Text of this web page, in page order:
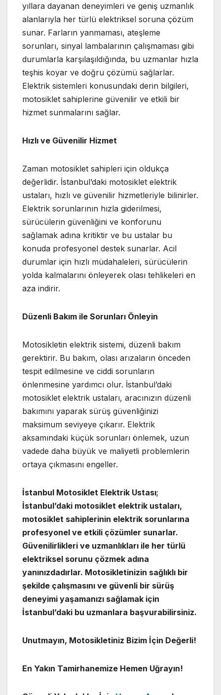
yıllara dayanan deneyimleri ve geniş uzmanlık
alanlarıyla her türlü elektriksel soruna çözüm
sunar. Farların yanmaması, ateşleme
sorunları, sinyal lambalarının çalışmaması gibi
durumlarla karşılaşıldığında, bu uzmanlar hızla
teşhis koyar ve doğru çözümü sağlarlar.
Elektrik sistemleri konusundaki derin bilgileri,
motosiklet sahiplerine güvenilir ve etkili bir
hizmet sunmalarını sağlar.
Hızlı ve Güvenilir Hizmet
Zaman motosiklet sahipleri için oldukça
değerlidir. İstanbul’daki motosiklet elektrik
ustaları, hızlı ve güvenilir hizmetleriyle bilinirler.
Elektrik sorunlarının hızla giderilmesi,
sürücülerin güvenliğini ve konforunu
sağlamak adına kritiktir ve bu ustalar bu
konuda profesyonel destek sunarlar. Acil
durumlar için hızlı müdahaleleri, sürücülerin
yolda kalmalarını önleyerek olası tehlikeleri en
aza indirir.
Düzenli Bakım ile Sorunları Önleyin
Motosikletin elektrik sistemi, düzenli bakım
gerektirir. Bu bakım, olası arızaların önceden
tespit edilmesine ve ciddi sorunların
önlenmesine yardımcı olur. İstanbul’daki
motosiklet elektrik ustaları, aracınızın düzenli
bakımını yaparak sürüş güvenliğinizi
maksimum seviyeye çıkarır. Elektrik
aksamındaki küçük sorunları önlemek, uzun
vadede daha büyük ve maliyetli problemlerin
ortaya çıkmasını engeller.
İstanbul Motosiklet Elektrik Ustası;
İstanbul’daki motosiklet elektrik ustaları,
motosiklet sahiplerinin elektrik sorunlarına
profesyonel ve etkili çözümler sunarlar.
Güvenilirlikleri ve uzmanlıkları ile her türlü
elektriksel sorunu çözmek adına
yanınızdadırlar. Motosikletinizin sağlıklı bir
şekilde çalışmasını ve güvenli bir sürüş
deneyimi yaşamanızı sağlamak için
İstanbul’daki bu uzmanlara başvurabilirsiniz.
Unutmayın, Motosikletiniz Bizim İçin Değerli!
En Yakın Tamirhanemize Hemen Uğrayın!